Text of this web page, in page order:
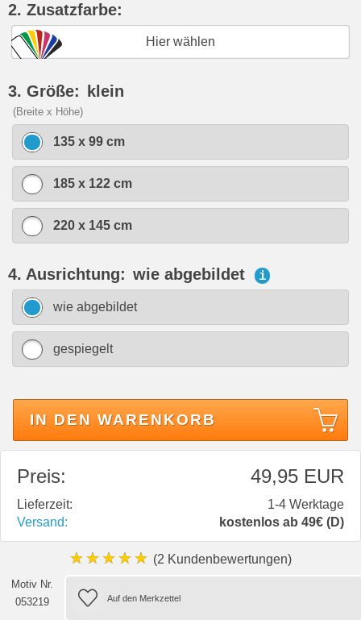
2. Zusatzfarbe:
Hier wählen
3. Größe: klein
(Breite x Höhe)
135 x 99 cm
185 x 122 cm
220 x 145 cm
4. Ausrichtung: wie abgebildet i
wie abgebildet
gespiegelt
IN DEN WARENKORB
Preis: 49,95 EUR
Lieferzeit:
1-4 Werktage
Versand:
kostenlos ab 49€ (D)
★★★★★ (2 Kundenbewertungen)
Motiv Nr.
053219